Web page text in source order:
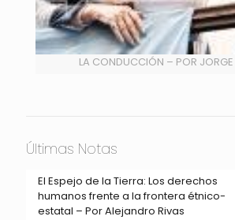
LA CONDUCCIÓN – POR JORGE
Últimas Notas
El Espejo de la Tierra: Los derechos
humanos frente a la frontera étnico-
estatal – Por Alejandro Rivas